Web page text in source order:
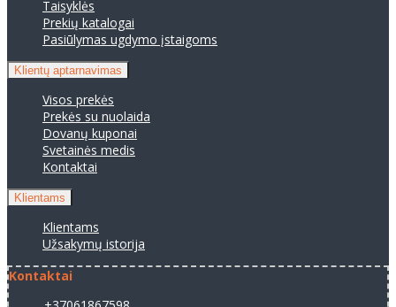
Taisyklės
Prekių katalogai
Pasiūlymas ugdymo įstaigoms
Klientų aptarnavimas
Visos prekės
Prekės su nuolaida
Dovanų kuponai
Svetainės medis
Kontaktai
Klientams
Klientams
Užsakymų istorija
Kontaktai